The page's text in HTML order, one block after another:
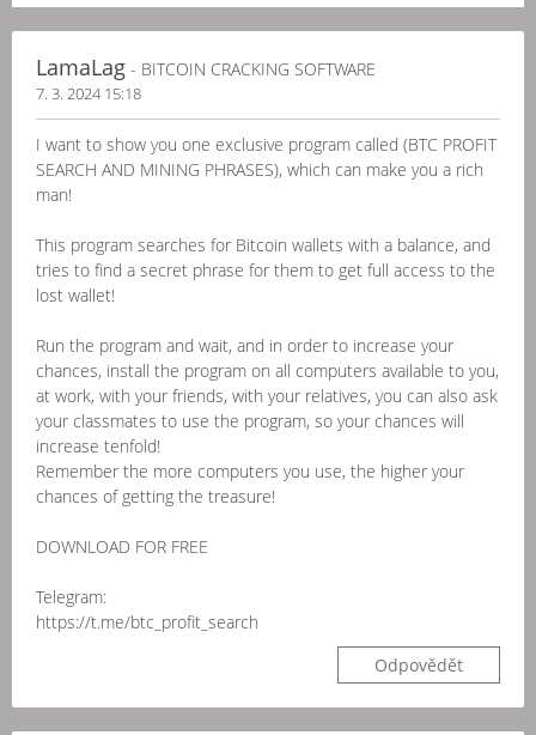
LamaLag - BITCOIN CRACKING SOFTWARE
7. 3. 2024 15:18
I want to show you one exclusive program called (BTC PROFIT
SEARCH AND MINING PHRASES), which can make you a rich
man!
This program searches for Bitcoin wallets with a balance, and
tries to find a secret phrase for them to get full access to the
lost wallet!
Run the program and wait, and in order to increase your
chances, install the program on all computers available to you,
at work, with your friends, with your relatives, you can also ask
your classmates to use the program, so your chances will
increase tenfold!
Remember the more computers you use, the higher your
chances of getting the treasure!
DOWNLOAD FOR FREE
Telegram:
https://t.me/btc_profit_search
Odpovědět